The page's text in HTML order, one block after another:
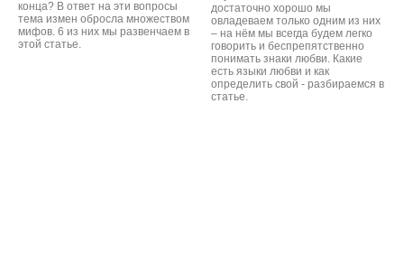
конца? В ответ на эти вопросы
тема измен обросла множеством
мифов. 6 из них мы развенчаем в
этой статье.
достаточно хорошо мы
овладеваем только одним из них
– на нём мы всегда будем легко
говорить и беспрепятственно
понимать знаки любви. Какие
есть языки любви и как
определить свой - разбираемся в
статье.